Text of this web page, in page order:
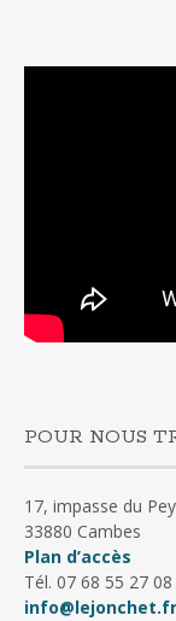
POUR NOUS
17, impasse du
33880 Cambes
Plan d’accès
Tél. 07 68 55 27 08
info@lejonchet.fr